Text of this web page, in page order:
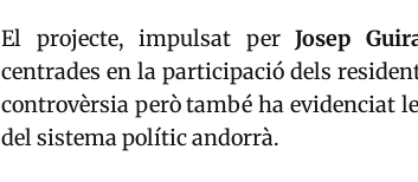
El projecte, impulsat per Josep
centrades en la participació dels
controvèrsia però també ha evidenciat
del sistema polític andorrà.